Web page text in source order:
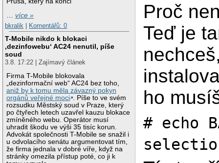
…více »
bkralik
Komentářů: 0
T-Mobile nikdo k blokaci
‚dezinfowebu‘ AC24 nenutil, píše
soud
3.8. 17:22 | Zajímavý článek
Firma T-Mobile blokovala
„dezinformační web“ AC24 bez toho,
aniž by k tomu měla závazný pokyn
orgánů veřejné moci . Píše to ve svém
rozsudku Městský soud v Praze, který
po čtyřech letech uzavřel kauzu blokace
zmíněného webu. Operátor musí
uhradit škodu ve výši 35 tisíc korun.
Advokát společnosti T-Mobile se snažil i
u odvolacího senátu argumentovat tím,
že firma jednala v dobré víře, když na
stránky omezila přístup poté, co ji k
Proč
Teď je
ho
# echo